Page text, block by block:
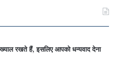
रखते हैं, इसलिए आपको धन्यवाद देना